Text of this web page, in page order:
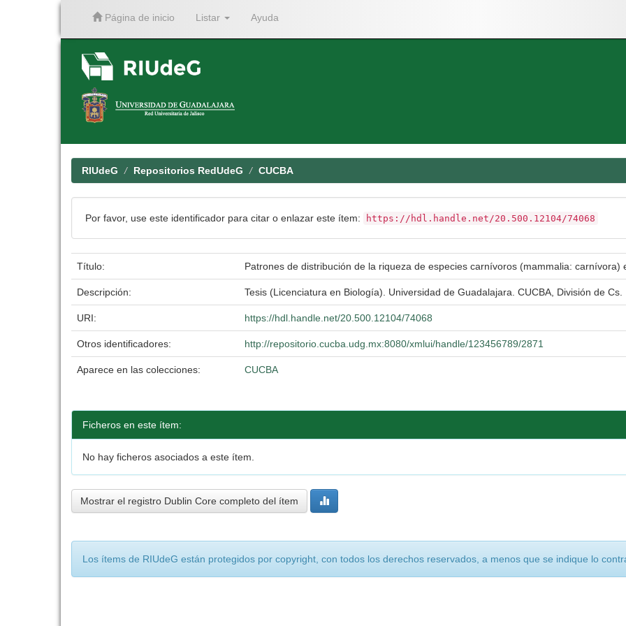
Página de inicio Listar Ayuda
RIUdeG Repositorios RedUdeG CUCBA
Por favor, use este identificador para citar o enlazar este ítem: https://hdl.handle.net/20.500.12104/74068
Título: Patrones de distribución de la riqueza de especies carnívoros (mammalia: carnívora)
Descripción: Tesis (Licenciatura en Biología). Universidad de Guadalajara. CUCBA, División de
URI: https://hdl.handle.net/20.500.12104/74068
Otros identificadores: http://repositorio.cucba.udg.mx:8080/xmlui/handle/123456789/2871
Aparece en las colecciones: CUCBA
Ficheros en este ítem:
No hay ficheros asociados a este ítem.
Mostrar el registro Dublin Core completo del ítem
Los ítems de RIUdeG están protegidos por copyright, con todos los derechos reservados, a menos que se indique lo